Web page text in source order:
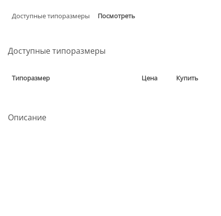
Доступные типоразмеры Посмотреть
Доступные типоразмеры
Типоразмер Цена Купить
Описание